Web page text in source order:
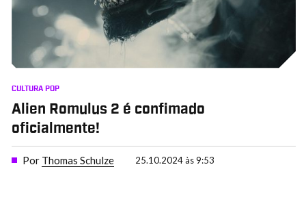
CULTURA POP
Alien Romulus 2 é confimado
oficialmente!
Por Thomas Schulze 25.10.2024 às 9:53